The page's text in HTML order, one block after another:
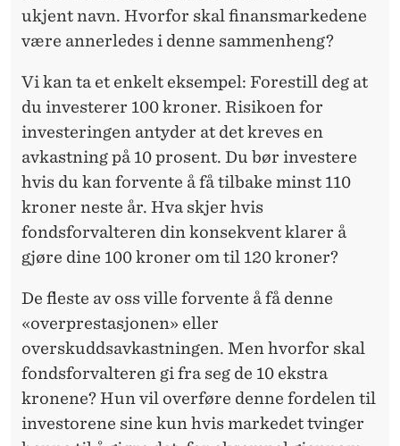
ukjent navn. Hvorfor skal finansmarkedene
være annerledes i denne sammenheng?
Vi kan ta et enkelt eksempel: Forestill deg at
du investerer 100 kroner. Risikoen for
investeringen antyder at det kreves en
avkastning på 10 prosent. Du bør investere
hvis du kan forvente å få tilbake minst 110
kroner neste år. Hva skjer hvis
fondsforvalteren din konsekvent klarer å
gjøre dine 100 kroner om til 120 kroner?
De fleste av oss ville forvente å få denne
«overprestasjonen» eller
overskuddsavkastningen. Men hvorfor skal
fondsforvalteren gi fra seg de 10 ekstra
kronene? Hun vil overføre denne fordelen til
investorene sine kun hvis markedet tvinger